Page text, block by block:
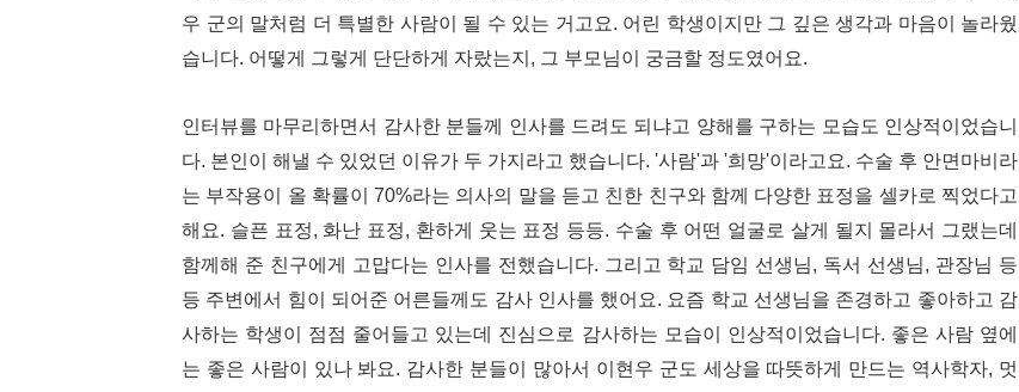
우 군의 말처럼 더 특별한 사람이 될 수 있는 거고요. 어린 학생이지만 그 깊은 생각과 마음이 놀라웠
습니다. 어떻게 그렇게 단단하게 자랐는지, 그 부모님이 궁금할 정도였어요.
인터뷰를 마무리하면서 감사한 분들께 인사를 드려도 되냐고 양해를 구하는 모습도 인상적이었습니
다. 본인이 해낼 수 있었던 이유가 두 가지라고 했습니다. '사람'과 '희망'이라고요. 수술 후 안면마비라
는 부작용이 올 확률이 70%라는 의사의 말을 듣고 친한 친구와 함께 다양한 표정을 셀카로 찍었다고
해요. 슬픈 표정, 화난 표정, 환하게 웃는 표정 등등. 수술 후 어떤 얼굴로 살게 될지 몰라서 그랬는데
함께해 준 친구에게 고맙다는 인사를 전했습니다. 그리고 학교 담임 선생님, 독서 선생님, 관장님 등
등 주변에서 힘이 되어준 어른들께도 감사 인사를 했어요. 요즘 학교 선생님을 존경하고 좋아하고 감
사하는 학생이 점점 줄어들고 있는데 진심으로 감사하는 모습이 인상적이었습니다. 좋은 사람 옆에
는 좋은 사람이 있나 봐요. 감사한 분들이 많아서 이현우 군도 세상을 따뜻하게 만드는 역사학자, 멋